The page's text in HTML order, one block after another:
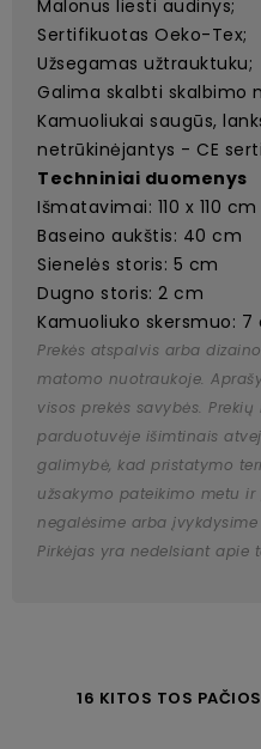
Malonus liesti audinys;
Sertifikuotas Oeko-Tex;
Užsegamas užtrauktuku;
Galima skalbti skalbimo
Kamuoliukai saugūs,
netrūkinėjantys - CE
Techniniai duomenys
Išmatavimai: 110 x 110 cm
Baseino aukštis: 40 cm
Sienelės storis: 5 cm
Dugno storis: 2 cm
Kamuoliuko skersmuo: 7
Prekės atspalvis arba
matomo nuotraukoje.
visos prekės savybės.
parduotuvėje išimtinais
galimybė, kad pristatymo
užsakymo pateikimo metu
negalėsime arba
Pirkėjas yra nedelsiant apie
16 KITOS TOS